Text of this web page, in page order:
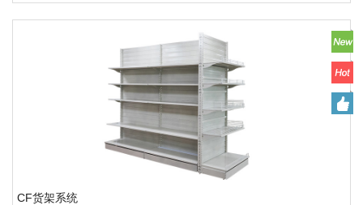
CF货架系统